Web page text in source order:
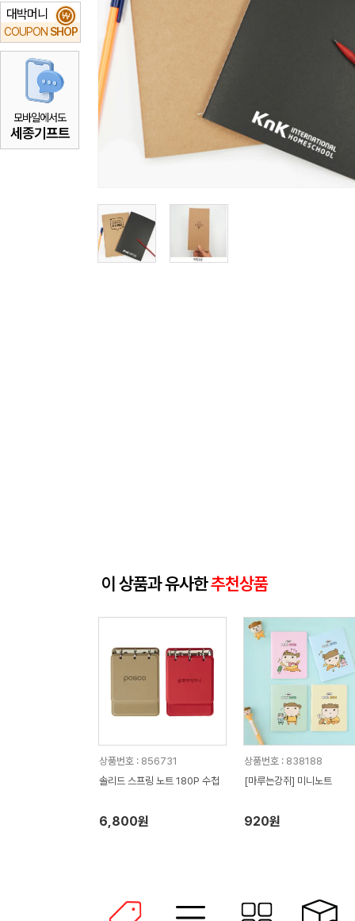
대박머니
COUPON SHOP
₩
모바일에서도
세종기프트
이 상품과 유사한추천상품
상품번호 : 856731
솔리드 스프링 노트 180P 수첩
6,800원
상품번호 : 838188
[마루는강쥐] 미니노트
920원